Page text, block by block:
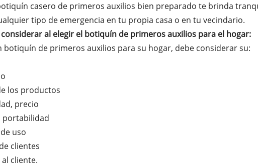
casero de primeros auxilios bien preparado te brinda
tipo de emergencia en tu propia casa o en tu vecindario.
considerar al elegir el botiquín de primeros auxilios para el hogar:
botiquín de primeros auxilios para su hogar, debe considerar su:
los productos
precio
portabilidad
uso
clientes
cliente.